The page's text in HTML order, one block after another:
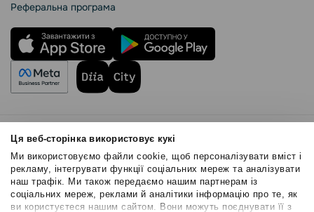
Ця веб-сторінка використовує кукі
Ми використовуємо файли cookie, щоб персоналізувати вміст і
рекламу, інтегрувати функції соціальних мереж та аналізувати
наш трафік. Ми також передаємо нашим партнерам із
соціальних мереж, реклами й аналітики інформацію про те, як
ви користуєтеся нашим сайтом. Вони можуть поєднувати її з
Реферальна програма
Правила користування
Політика Cookies
Безпека SendPulse
Політика конфіденційності
© 2015 - 2026. ТОВ «СендПульс». Всі права захищені